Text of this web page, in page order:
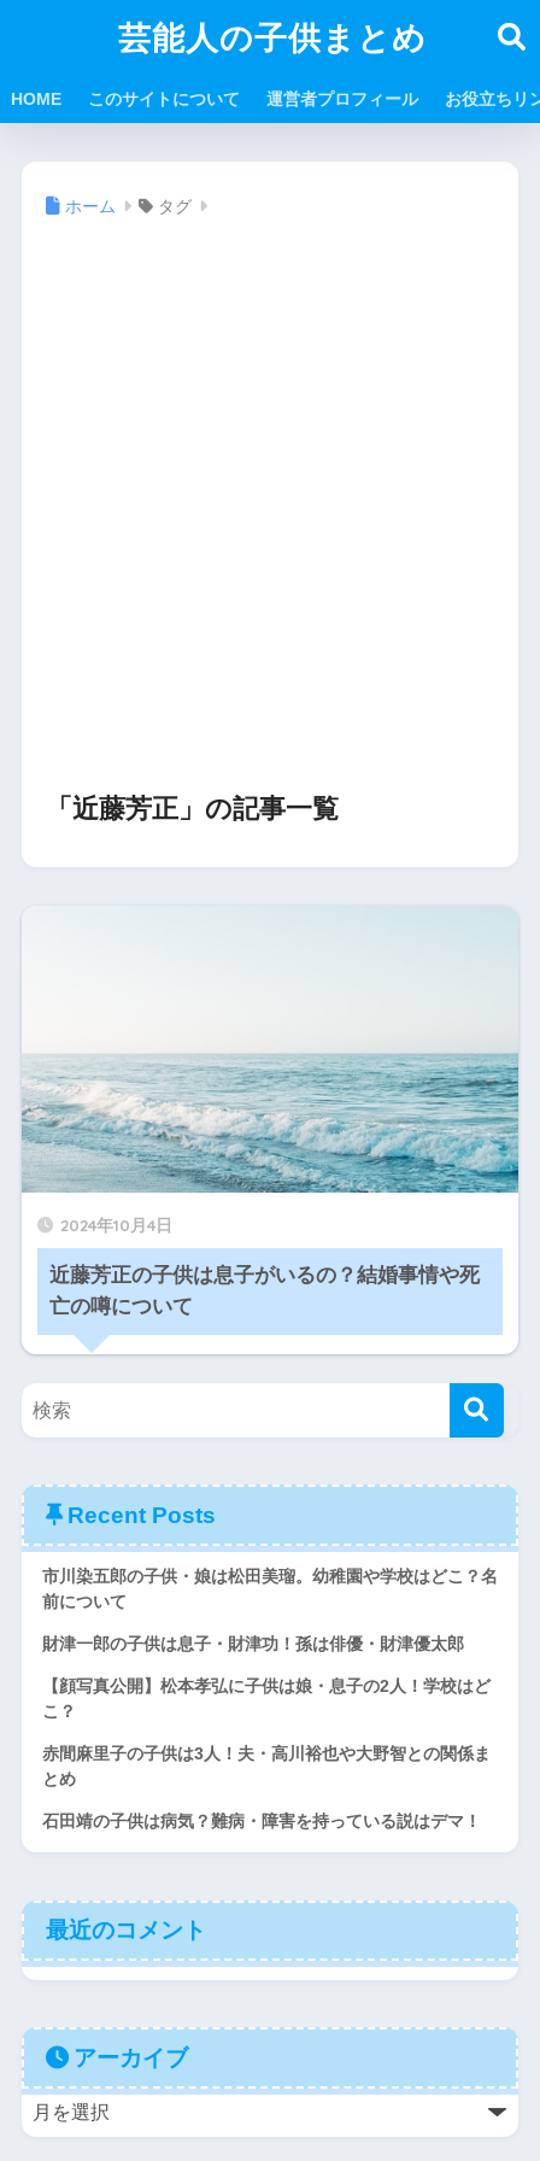
芸能人の子供まとめ
HOME このサイトについて 運営者プロフィール お役立ちリ
ホーム タグ
「近藤芳正」の記事一覧
2024年10月4日
近藤芳正の子供は息子がいるの？結婚事情や死
亡の噂について
Recent Posts
市川染五郎の子供・娘は松田美瑠。幼稚園や学校はどこ？名
前について
財津一郎の子供は息子・財津功！孫は俳優・財津優太郎
【顔写真公開】松本孝弘に子供は娘・息子の2人！学校はど
こ？
赤間麻里子の子供は3人！夫・高川裕也や大野智との関係ま
とめ
石田靖の子供は病気？難病・障害を持っている説はデマ！
最近のコメント
アーカイブ